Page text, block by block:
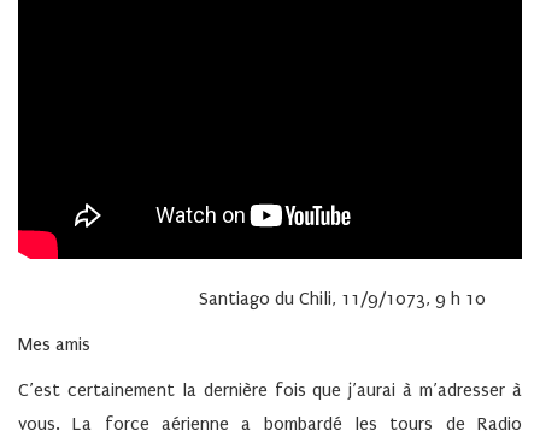
Santiago du Chili, 11/9/1073, 9 h 10
Mes amis
C’est certainement la dernière fois que j’aurai à m’adresser à
vous. La force aérienne a bombardé les tours de Radio